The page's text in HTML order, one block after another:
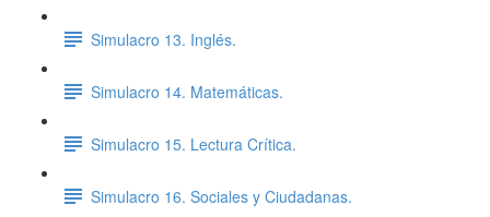
Simulacro 13. Inglés.
Simulacro 14. Matemáticas.
Simulacro 15. Lectura Crítica.
Simulacro 16. Sociales y Ciudadanas.